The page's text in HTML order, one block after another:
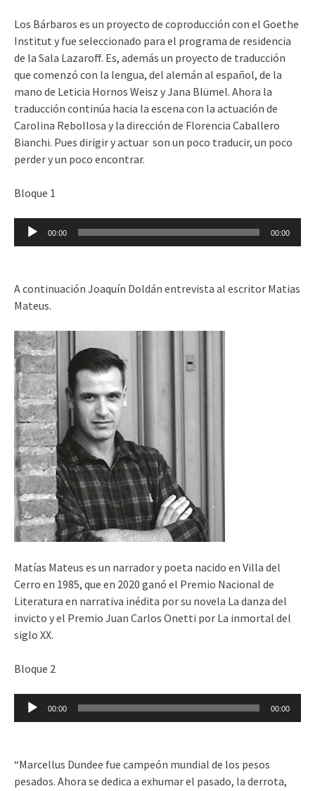
Los Bárbaros es un proyecto de coproducción con el Goethe
Institut y fue seleccionado para el programa de residencia
de la Sala Lazaroff. Es, además un proyecto de traducción
que comenzó con la lengua, del alemán al español, de la
mano de Leticia Hornos Weisz y Jana Blümel. Ahora la
traducción continúa hacia la escena con la actuación de
Carolina Rebollosa y la dirección de Florencia Caballero
Bianchi. Pues dirigir y actuar son un poco traducir, un poco
perder y un poco encontrar.
Bloque 1
Reproductor
00:00 00:00
A continuación Joaquín Doldán entrevista al escritor Matias
Mateus.
Matías Mateus es un narrador y poeta nacido en Villa del
Cerro en 1985, que en 2020 ganó el Premio Nacional de
Literatura en narrativa inédita por su novela La danza del
invicto y el Premio Juan Carlos Onetti por La inmortal del
siglo XX.
Bloque 2
Reproductor
00:00 00:00
“Marcellus Dundee fue campeón mundial de los pesos
pesados. Ahora se dedica a exhumar el pasado, la derrota,